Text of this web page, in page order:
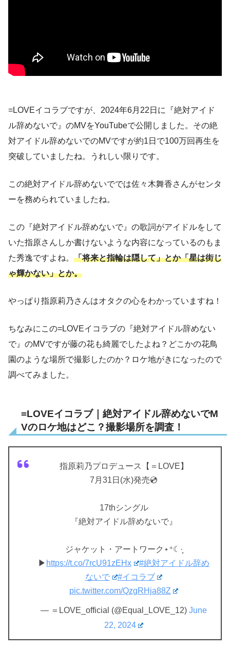
=LOVEイコラブですが、2024年6月22日に『絶対アイド
ル辞めないで』のMVをYouTubeで公開しました。その絶
対アイドル辞めないでのMVですが約1日で100万回再生を
突破していましたね。うれしい限りです。
この絶対アイドル辞めないででは佐々木舞香さんがセンタ
ーを務められていましたね。
この『絶対アイドル辞めないで』の歌詞がアイドルをして
いた指原さんしか書けないような内容になっているのもま
た秀逸ですよね。 「将来と指輪は隠して」とか「星は街じ
ゃ輝かない」とか。
やっぱり指原莉乃さんはオタクの心をわかっていますね！
ちなみにこの=LOVEイコラブの『絶対アイドル辞めない
で』のMVですが藤の花も綺麗でしたよね？どこかの花鳥
園のような場所で撮影したのか？ロケ地がきになったので
調べてみました。
=LOVEイコラブ｜絶対アイドル辞めないでM
Vのロケ地はどこ？撮影場所を調査！
指原莉乃プロデュース【＝LOVE】
7月31日(水)発売💿
17thシングル
『絶対アイドル辞めないで』
ジャケット・アートワーク⋆⁺☾·̩͙
▶︎ https://t.co/7rcU91zEHx
#絶対アイドル辞め
ないで
#イコラブ
pic.twitter.com/QzgRHja88Z
— ＝LOVE_official (@Equal_LOVE_12) June
22, 2024